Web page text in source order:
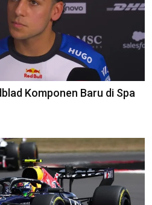
Komponen Baru di Spa